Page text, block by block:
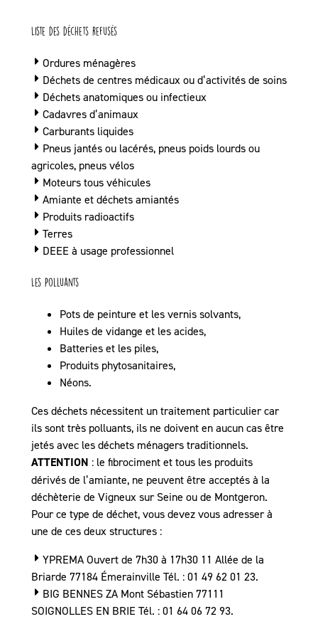
Liste des déchets refusés
Ordures ménagères
Déchets de centres médicaux ou d’activités de soins
Déchets anatomiques ou infectieux
Cadavres d’animaux
Carburants liquides
Pneus jantés ou lacérés, pneus poids lourds ou
agricoles, pneus vélos
Moteurs tous véhicules
Amiante et déchets amiantés
Produits radioactifs
Terres
DEEE à usage professionnel
Les Polluants
Pots de peinture et les vernis solvants,
Huiles de vidange et les acides,
Batteries et les piles,
Produits phytosanitaires,
Néons.
Ces déchets nécessitent un traitement particulier car
ils sont très polluants, ils ne doivent en aucun cas être
jetés avec les déchets ménagers traditionnels.
ATTENTION : le fibrociment et tous les produits
dérivés de l’amiante, ne peuvent être acceptés à la
déchèterie de Vigneux sur Seine ou de Montgeron.
Pour ce type de déchet, vous devez vous adresser à
une de ces deux structures :
YPREMA Ouvert de 7h30 à 17h30 11 Allée de la
Briarde 77184 Émerainville Tél. : 01 49 62 01 23.
BIG BENNES ZA Mont Sébastien 77111
SOIGNOLLES EN BRIE Tél. : 01 64 06 72 93.